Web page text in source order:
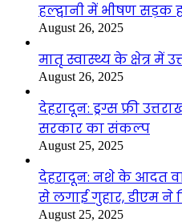
हल्द्वानी में भीषण सड़क
August 26, 2025
मातृ स्वास्थ्य के क्षेत्र में
August 26, 2025
देहरादून: ड्रग्स फ्री
सरकार का संकल्प
August 25, 2025
देहरादून: नशे के आदत
से लगाई गुहार, डीएम
August 25, 2025